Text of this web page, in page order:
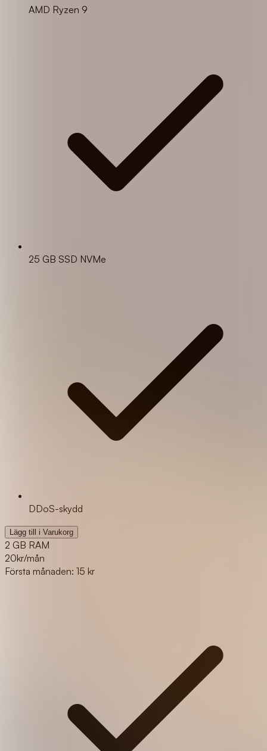
AMD Ryzen 9
25 GB SSD NVMe
DDoS-skydd
Lägg till i Varukorg
2 GB RAM
20kr/mån
Första månaden: 15 kr